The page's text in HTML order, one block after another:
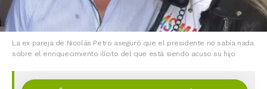
La ex pareja de Nicolás Petro aseguró que el presidente no sabía nada
sobre el enriquecimiento ilícito del que está siendo acuso su hijo